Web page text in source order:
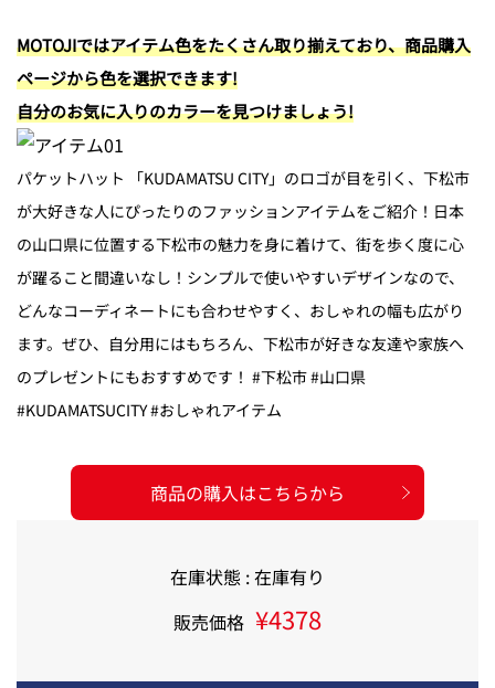
地元一覧
お問い合わせ
MOTOJIではアイテム色をたくさん取り揃えており、商品購入
ページから色を選択できます!
自分のお気に入りのカラーを見つけましょう!
パケットハット 「KUDAMATSU CITY」のロゴが目を引く、下松市
が大好きな人にぴったりのファッションアイテムをご紹介！日本
の山口県に位置する下松市の魅力を身に着けて、街を歩く度に心
が躍ること間違いなし！シンプルで使いやすいデザインなので、
どんなコーディネートにも合わせやすく、おしゃれの幅も広がり
ます。ぜひ、自分用にはもちろん、下松市が好きな友達や家族へ
のプレゼントにもおすすめです！ #下松市 #山口県
#KUDAMATSUCITY #おしゃれアイテム
商品の購入はこちらから
在庫状態 : 在庫有り
販売価格 ¥4378